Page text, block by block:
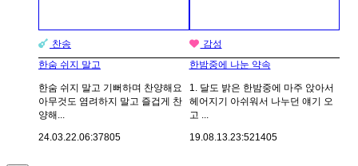
찬송
한숨 쉬지 말고
한숨 쉬지 말고 기뻐하며 찬양해요
아무것도 염려하지 말고 즐겁게 찬
양해...
24.03.22.06:37805
감성
한밤중에 나눈 약속
1. 달도 밝은 한밤중에 마주 앉아서
헤어지기 아쉬워서 나누던 얘기 오
고 ...
19.08.13.23:521405